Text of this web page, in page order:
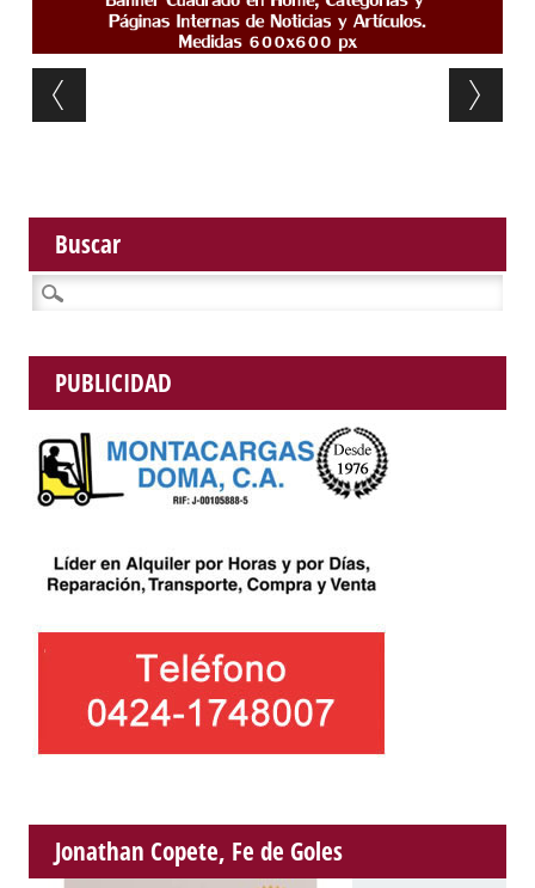
Post navigation
Buscar
Buscar:
PUBLICIDAD
Jonathan Copete, Fe de Goles